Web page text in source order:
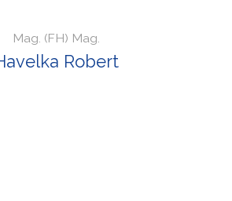
Mag. (FH) Mag.
Robert